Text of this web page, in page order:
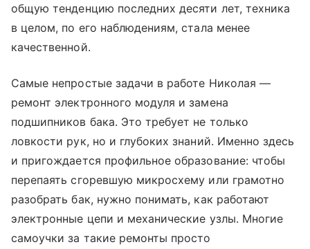
общую тенденцию последних десяти лет, техника
в целом, по его наблюдениям, стала менее
качественной.
Самые непростые задачи в работе Николая —
ремонт электронного модуля и замена
подшипников бака. Это требует не только
ловкости рук, но и глубоких знаний. Именно здесь
и пригождается профильное образование: чтобы
перепаять сгоревшую микросхему или грамотно
разобрать бак, нужно понимать, как работают
электронные цепи и механические узлы. Многие
самоучки за такие ремонты прос­то